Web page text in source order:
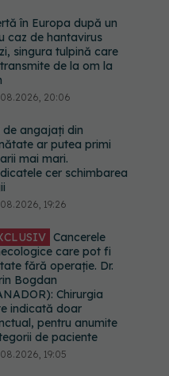
în Europa după un
caz de hantavirus
singura tulpină care
de la om la
20:06
de angajați din
ar putea primi
mai mari.
cer schimbarea
19:26
Cancerele
care pot fi
fără operație. Dr.
Bogdan
Chirurgia
indicată doar
pentru anumite
de paciente
19:05